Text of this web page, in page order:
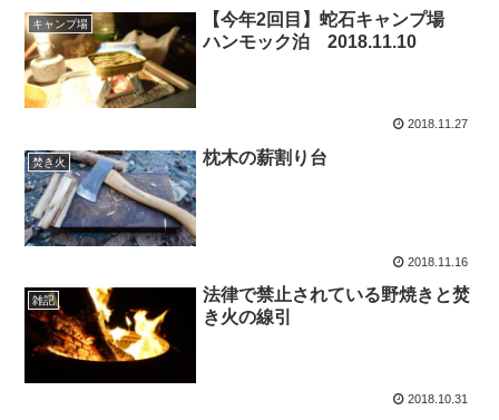
キャンプ場
【今年2回目】蛇石キャンプ場
ハンモック泊 2018.11.10
2018.11.27
焚き火 枕木の薪割り台
2018.11.16
雑記
法律で禁止されている野焼きと焚
き火の線引
2018.10.31